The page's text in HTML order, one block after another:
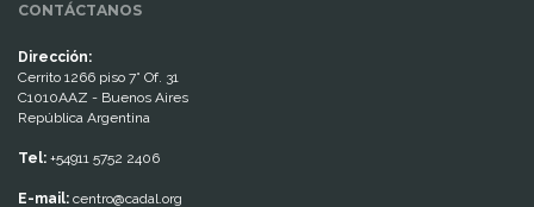
CONTÁCTANOS
Dirección:
Cerrito 1266 piso 7° Of. 31
C1010AAZ - Buenos Aires
República Argentina
Tel: +54911 5752 2406
E-mail: centro@cadal.org